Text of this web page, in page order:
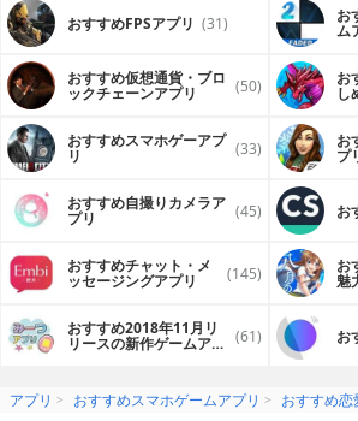
おすすめFPSアプリ (31) お
ム
おすすめ仮想通貨・ブロ
ックチェーンアプリ (50) お
し
おすすめスマホゲーアプ
リ (33) お
プ
おすすめ自撮りカメラア
プリ (45) お
おすすめチャット・メ
ッセージングアプリ (145) お
魅
おすすめ2018年11月リ
リースの新作ゲームアプ (61) お
アプリ おすすめスマホゲームアプリ おすすめ恋